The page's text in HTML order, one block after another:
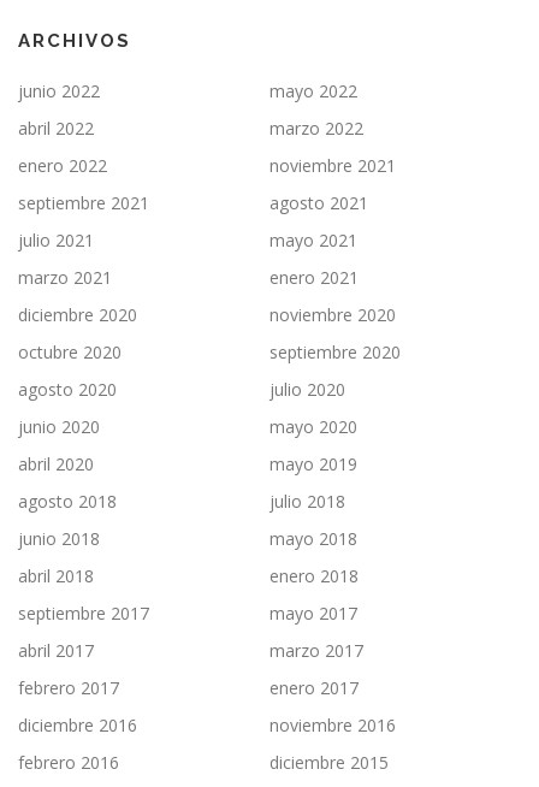
ARCHIVOS
junio 2022
mayo 2022
abril 2022
marzo 2022
enero 2022
noviembre 2021
septiembre 2021
agosto 2021
julio 2021
mayo 2021
marzo 2021
enero 2021
diciembre 2020
noviembre 2020
octubre 2020
septiembre 2020
agosto 2020
julio 2020
junio 2020
mayo 2020
abril 2020
mayo 2019
agosto 2018
julio 2018
junio 2018
mayo 2018
abril 2018
enero 2018
septiembre 2017
mayo 2017
abril 2017
marzo 2017
febrero 2017
enero 2017
diciembre 2016
noviembre 2016
febrero 2016
diciembre 2015